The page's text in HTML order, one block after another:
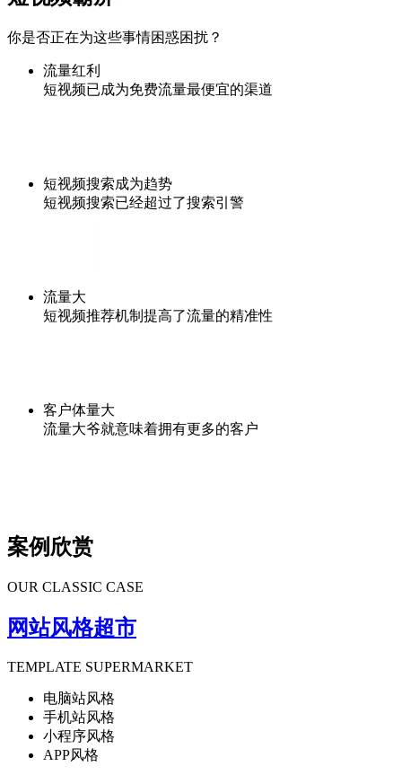
你是否正在为这些事情困惑困扰？
流量红利
短视频已成为免费流量最便宜的渠道
短视频搜索成为趋势
短视频搜索已经超过了搜索引警
流量大
短视频推荐机制提高了流量的精准性
客户体量大
流量大爷就意味着拥有更多的客户
案例欣赏
OUR CLASSIC CASE
网站风格超市
TEMPLATE SUPERMARKET
电脑站风格
手机站风格
小程序风格
APP风格